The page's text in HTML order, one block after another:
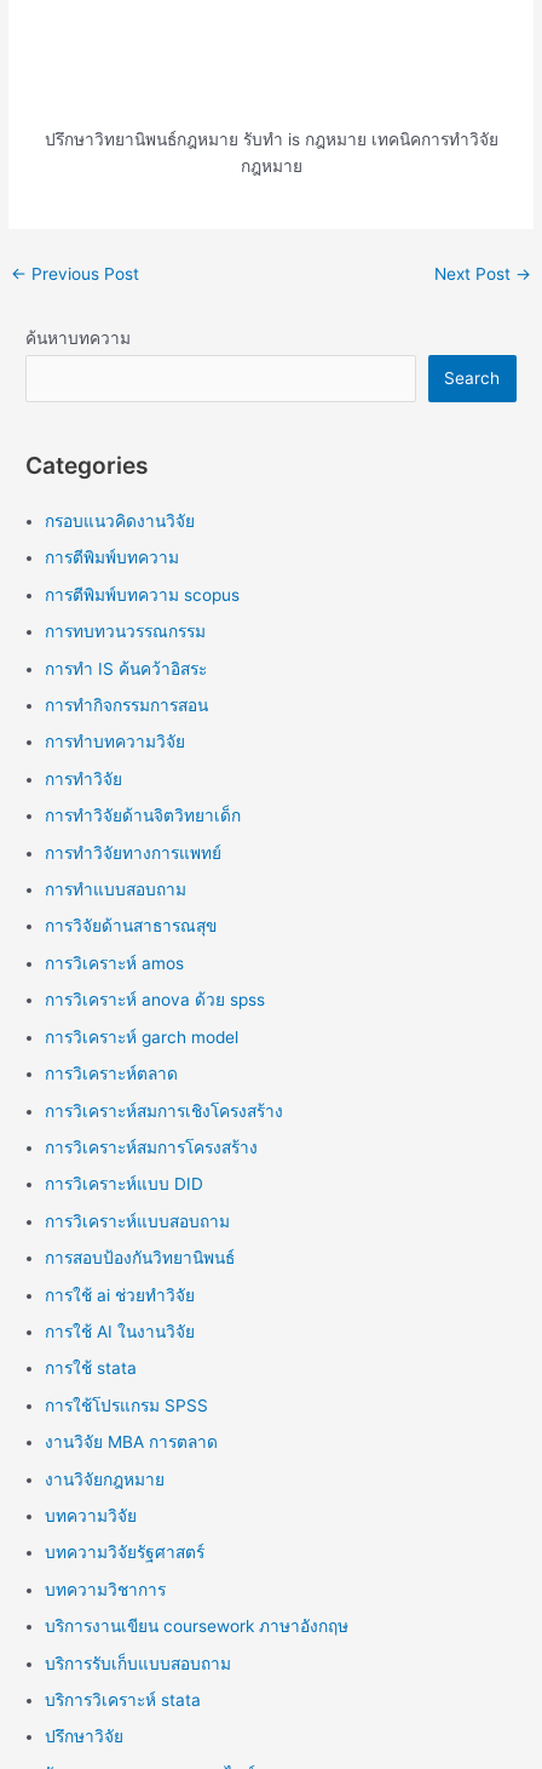
ปรึกษาวิทยานิพนธ์กฎหมาย รับทำ is กฎหมาย เทคนิคการทำวิจัย
กฎหมาย
← Previous Post Next Post →
ค้นหาบทความ
Search
Categories
กรอบแนวคิดงานวิจัย
การตีพิมพ์บทความ
การตีพิมพ์บทความ scopus
การทบทวนวรรณกรรม
การทำ IS ค้นคว้าอิสระ
การทำกิจกรรมการสอน
การทำบทความวิจัย
การทำวิจัย
การทำวิจัยด้านจิตวิทยาเด็ก
การทำวิจัยทางการแพทย์
การทำแบบสอบถาม
การวิจัยด้านสาธารณสุข
การวิเคราะห์ amos
การวิเคราะห์ anova ด้วย spss
การวิเคราะห์ garch model
การวิเคราะห์ตลาด
การวิเคราะห์สมการเชิงโครงสร้าง
การวิเคราะห์สมการโครงสร้าง
การวิเคราะห์แบบ DID
การวิเคราะห์แบบสอบถาม
การสอบป้องกันวิทยานิพนธ์
การใช้ ai ช่วยทำวิจัย
การใช้ AI ในงานวิจัย
การใช้ stata
การใช้โปรแกรม SPSS
งานวิจัย MBA การตลาด
งานวิจัยกฎหมาย
บทความวิจัย
บทความวิจัยรัฐศาสตร์
บทความวิชาการ
บริการงานเขียน coursework ภาษาอังกฤษ
บริการรับเก็บแบบสอบถาม
บริการวิเคราะห์ stata
ปรึกษาวิจัย